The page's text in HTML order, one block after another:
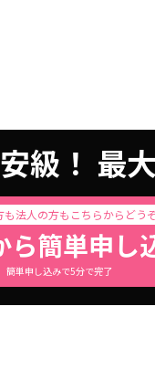
級！ 最
も法人の方もこちらからどう
ら簡単申し
簡単申し込みで5分で完了